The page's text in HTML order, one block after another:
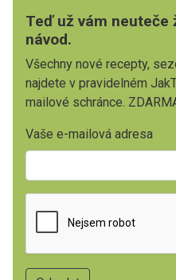
Teď už vám neuteče
návod.
Všechny nové recepty,
najdete v pravidelném
mailové schránce.
Vaše e-mailová adresa